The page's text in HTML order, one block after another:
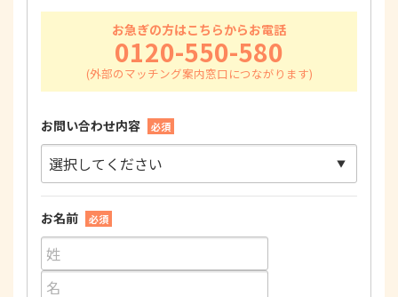
お急ぎの方はこちらからお電話
0120-550-580
お問い合わせ内容 必須
お名前 必須